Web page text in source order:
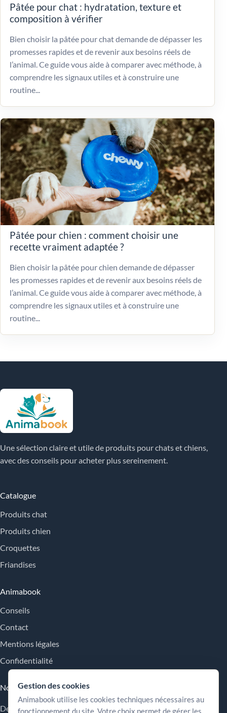
Pâtée pour chat : hydratation, texture et
composition à vérifier
Bien choisir la pâtée pour chat demande de dépasser les
promesses rapides et de revenir aux besoins réels de
l’animal. Ce guide vous aide à comparer avec méthode, à
comprendre les signaux utiles et à construire une
routine...
Pâtée pour chien : comment choisir une
recette vraiment adaptée ?
Bien choisir la pâtée pour chien demande de dépasser
les promesses rapides et de revenir aux besoins réels de
l’animal. Ce guide vous aide à comparer avec méthode, à
comprendre les signaux utiles et à construire une
routine...
Une sélection claire et utile de produits pour chats et chiens,
avec des conseils pour acheter plus sereinement.
Catalogue
Produits chat
Produits chien
Croquettes
Friandises
Animabook
Conseils
Contact
Mentions légales
Confidentialité
Nos engagements
Des repères simples pour comparer les offres, comprendre les
Gestion des cookies
Animabook utilise les cookies techniques nécessaires au
fonctionnement du site. Votre choix permet de gérer les